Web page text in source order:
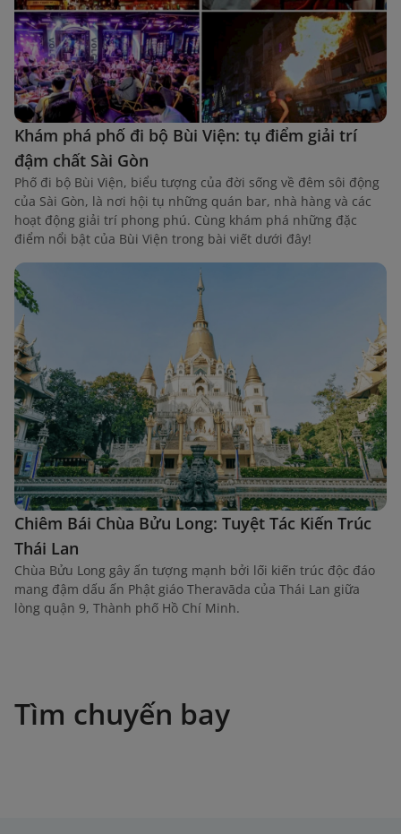
Khám phá phố đi bộ Bùi Viện: tụ điểm giải trí
đậm chất Sài Gòn
Phố đi bộ Bùi Viện, biểu tượng của đời sống về đêm sôi động
của Sài Gòn, là nơi hội tụ những quán bar, nhà hàng và các
hoạt động giải trí phong phú. Cùng khám phá những đặc
điểm nổi bật của Bùi Viện trong bài viết dưới đây!
Chiêm Bái Chùa Bửu Long: Tuyệt Tác Kiến Trúc
Thái Lan
Chùa Bửu Long gây ấn tượng mạnh bởi lối kiến trúc độc đáo
mang đậm dấu ấn Phật giáo Theravāda của Thái Lan giữa
lòng quận 9, Thành phố Hồ Chí Minh.
Tìm chuyến bay